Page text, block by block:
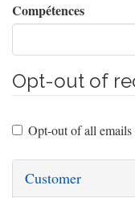
Compétences
Opt-out of
Opt-out of all emails
Customer